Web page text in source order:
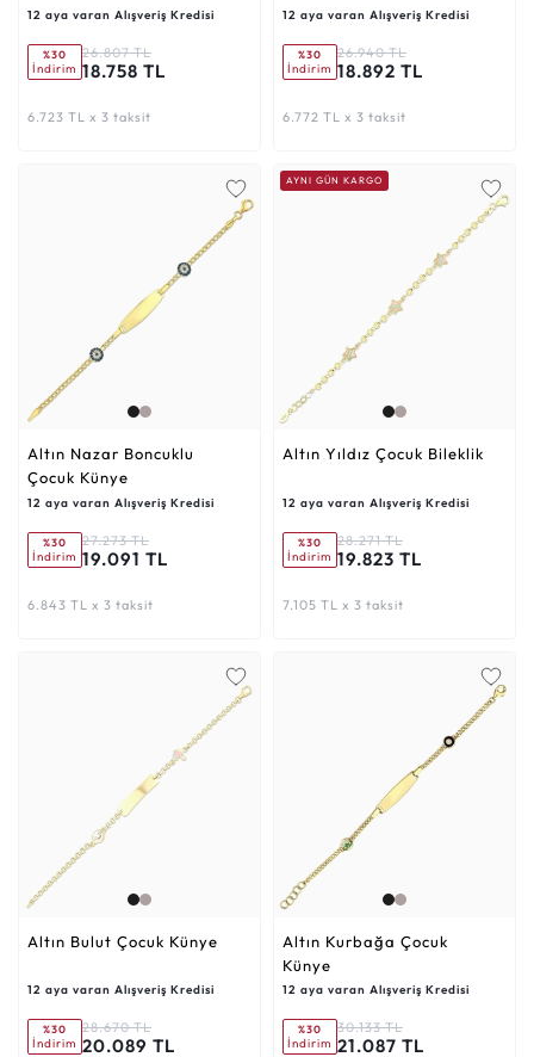
12 aya varan Alışveriş Kredisi
%30
İndirim
26.807 TL
18.758 TL
6.723 TL x 3 taksit
12 aya varan Alışveriş Kredisi
%30
İndirim
26.940 TL
18.892 TL
6.772 TL x 3 taksit
Altın Nazar Boncuklu
Çocuk Künye
12 aya varan Alışveriş Kredisi
%30
İndirim
27.273 TL
19.091 TL
6.843 TL x 3 taksit
AYNI GÜN KARGO
Altın Yıldız Çocuk Bileklik
12 aya varan Alışveriş Kredisi
%30
İndirim
28.271 TL
19.823 TL
7.105 TL x 3 taksit
Altın Bulut Çocuk Künye
12 aya varan Alışveriş Kredisi
%30
İndirim
28.670 TL
20.089 TL
Altın Kurbağa Çocuk
Künye
12 aya varan Alışveriş Kredisi
%30
İndirim
30.133 TL
21.087 TL